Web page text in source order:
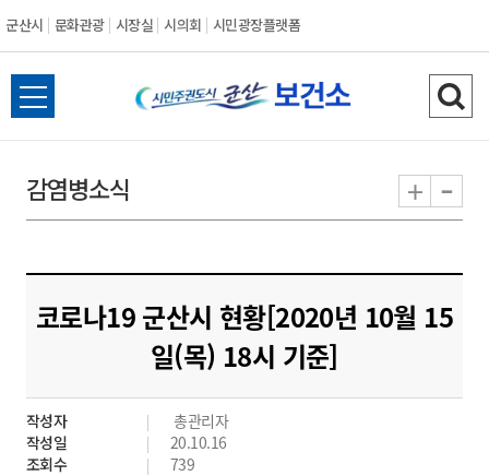
군산시 문화관광 시장실 시의회 시민광장플랫폼
군
산
전
체
뉴
열
검
색
기
감염병소식 + -
코로나19 군산시 현황[2020년 10월 15
일(목) 18시 기준]
작성자
총관리자
작성일
20.10.16
조회수
739